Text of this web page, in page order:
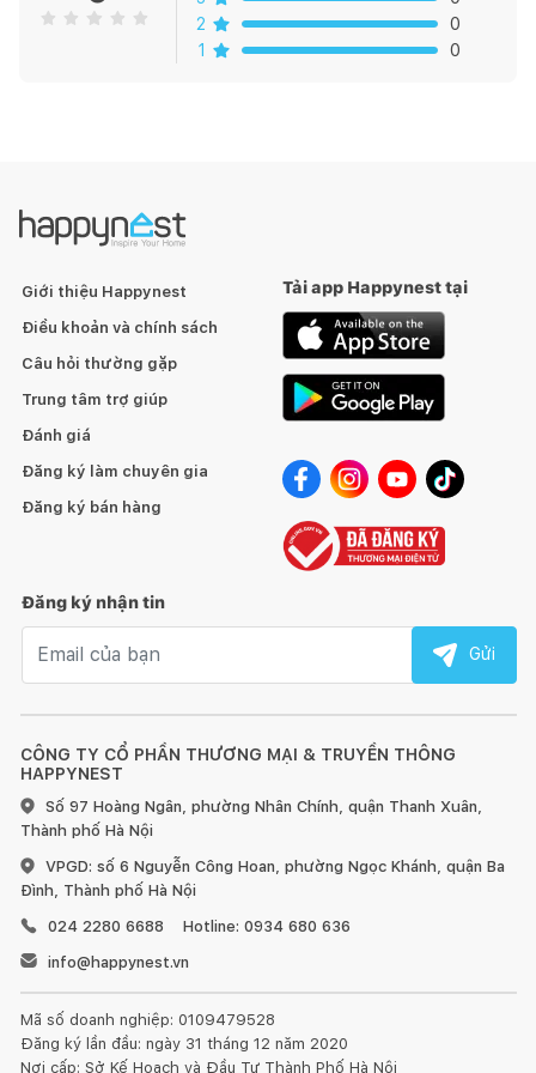
2
0
1
0
CÔNG TY CỔ PHẦN THƯƠNG MẠI & TRUYỀN THÔNG
HAPPYNEST
Số 97 Hoàng Ngân, phường Nhân Chính, quận Thanh Xuân,
Thành phố Hà Nội
VPGD: số 6 Nguyễn Công Hoan, phường Ngọc Khánh, quận Ba
Đình, Thành phố Hà Nội
024 2280 6688
Hotline: 0934 680 636
info@happynest.vn
Mã số doanh nghiệp: 0109479528
Đăng ký lần đầu: ngày 31 tháng 12 năm 2020
Nơi cấp: Sở Kế Hoạch và Đầu Tư Thành Phố Hà Nội
Giới thiệu Happynest
Điều khoản và chính sách
Câu hỏi thường gặp
Trung tâm trợ giúp
Đánh giá
Đăng ký làm chuyên gia
Đăng ký bán hàng
Tải app Happynest tại
Đăng ký nhận tin
Gửi